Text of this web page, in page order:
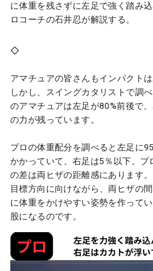
に体重を残さずに左足で強く踏み
ロコーチの石井忍が解説する。
◇
アマチュアの皆さんもインパクトは
しかし、スイングカタリストで調
のアマチュアは左足が80%前後で
の力が残っています。
プロの体重配分を調べると左足に
かかっていて、右足は5％以下。プ
の差は両ヒザの距離感にあります
目標方向に向けながら、両ヒザの
に体重をかけやすい姿勢を作って
股になるのです。